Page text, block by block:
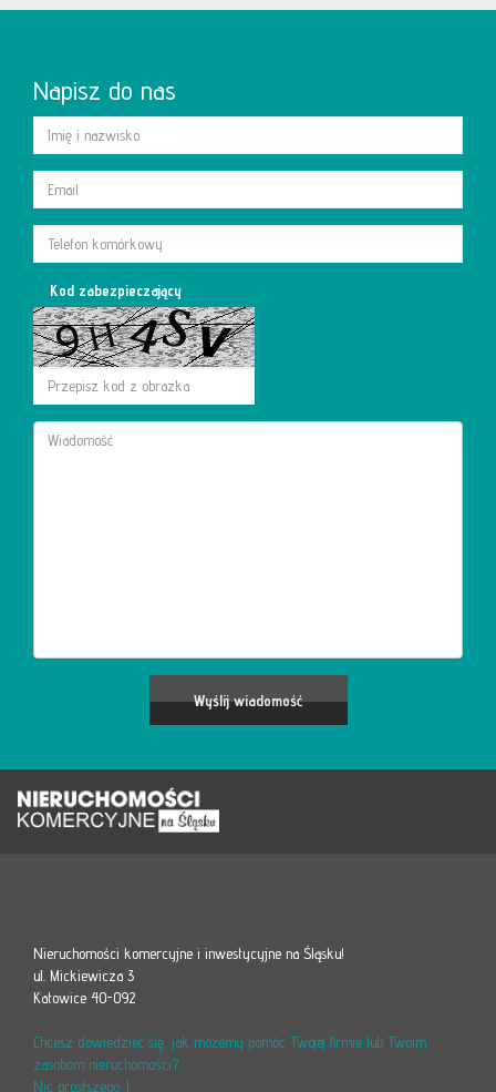
Napisz do nas
Kod zabezpieczający
Nieruchomości komercyjne i inwestycyjne na Śląsku!
ul. Mickiewicza 3
Katowice 40-092
Chcesz dowiedzieć się, jak możemy pomóc Twojej firmie lub Twoim
zasobom nieruchomości?
Nic prostszego :)